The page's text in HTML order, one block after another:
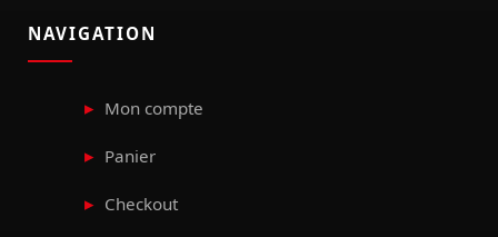
NAVIGATION
Mon compte
Panier
Checkout